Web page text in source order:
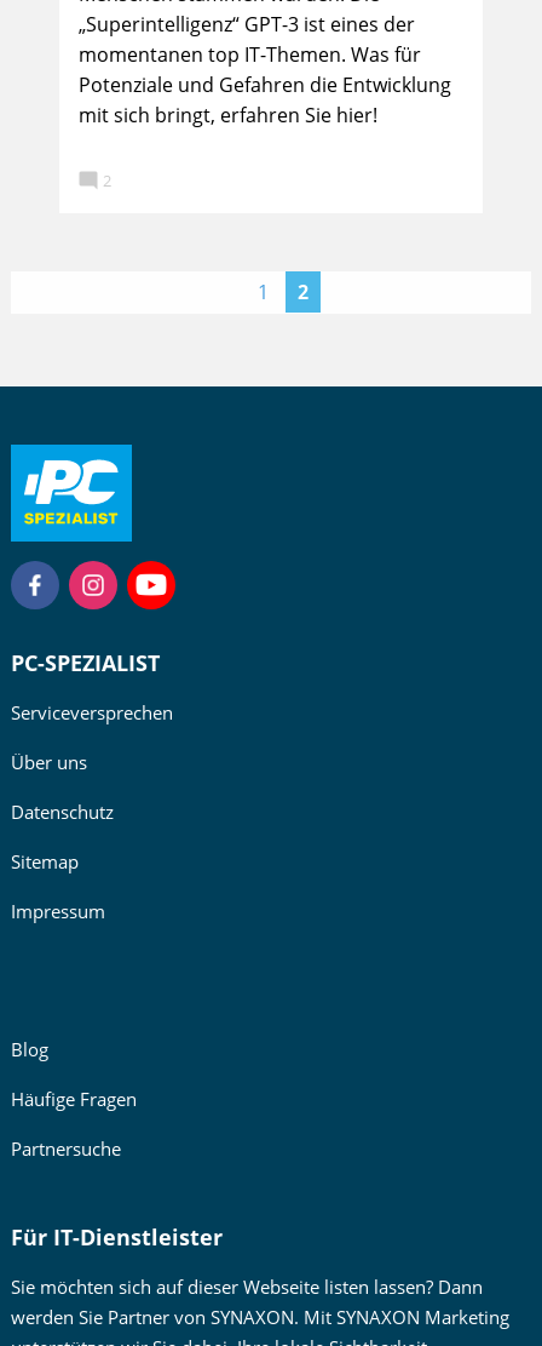
„Superintelligenz“ GPT-3 ist eines der
momentanen top IT-Themen. Was für
Potenziale und Gefahren die Entwicklung
mit sich bringt, erfahren Sie hier!
 2
1 2
PC-SPEZIALIST
Serviceversprechen
Über uns
Datenschutz
Sitemap
Impressum
Blog
Häufige Fragen
Partnersuche
Für IT-Dienstleister
Sie möchten sich auf dieser Webseite listen lassen? Dann
werden Sie Partner von SYNAXON. Mit SYNAXON Marketing